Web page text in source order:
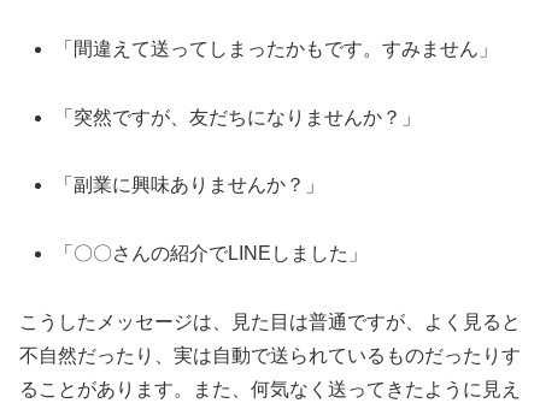
「間違えて送ってしまったかもです。すみません」
「突然ですが、友だちになりませんか？」
「副業に興味ありませんか？」
「〇〇さんの紹介でLINEしました」
こうしたメッセージは、見た目は普通ですが、よく見ると
不自然だったり、実は自動で送られているものだったりす
ることがあります。また、何気なく送ってきたように見え